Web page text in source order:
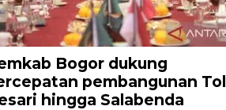
Bogor dukung
pembangunan Tol
hingga Salabenda